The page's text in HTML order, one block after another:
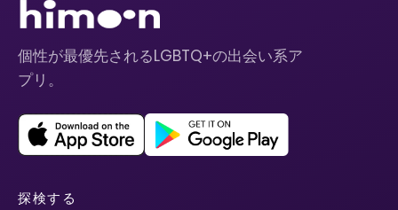
個性が最優先されるLGBTQ+の出会い系ア
プリ。
探検する